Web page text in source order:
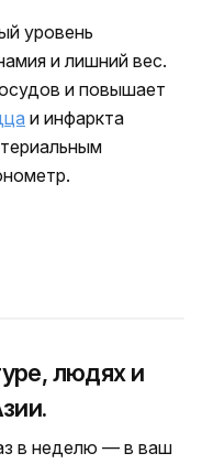
уровень
и лишний вес.
и повышает
и инфаркта
людях и
в неделю — в ваш